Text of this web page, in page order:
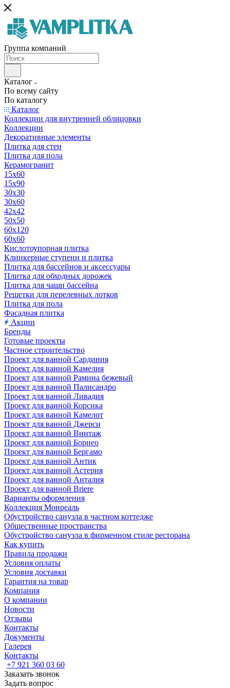
Группа компаний
Каталог
По всему сайту
По каталогу
Каталог
Коллекции для внутренней облицовки
Коллекции
Декоративные элементы
Плитка для стен
Плитка для пола
Керамогранит
15х60
15x90
30х30
30х60
42х42
50х50
60х120
60х60
Кислотоупорная плитка
Клинкерные ступени и плитка
Плитка для бассейнов и аксессуары
Плитка для обходных дорожек
Плитка для чаши бассейна
Решетки для перелевных лотков
Плитка для пола
Фасадная плитка
Акции
Бренды
Готовые проекты
Частное строительство
Проект для ванной Сардиния
Проект для ванной Камелия
Проект для ванной Рамина бежевый
Проект для ванной Палисандро
Проект для ванной Ливадия
Проект для ванной Корсика
Проект для ванной Камелот
Проект для ванной Джерси
Проект для ванной Винтаж
Проект для ванной Борнео
Проект для ванной Бергамо
Проект для ванной Антик
Проект для ванной Астерия
Проект для ванной Анталия
Проект для ванной Briere
Варианты оформления
Коллекция Монреаль
Обустройство санузла в частном коттедже
Общественные пространства
Обустройство санузла в фирменном стиле ресторана
Как купить
Правила продажи
Условия оплаты
Условия доставки
Гарантия на товар
Компания
О компании
Новости
Отзывы
Контакты
Документы
Галерея
Контакты
+7 921 360 03 60
Заказать звонок
Задать вопрос